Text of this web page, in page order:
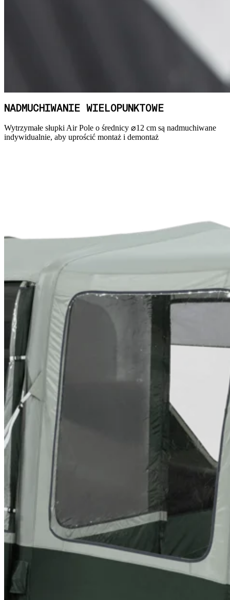
NADMUCHIWANIE WIELOPUNKTOWE
Wytrzymałe słupki Air Pole o średnicy ⌀12 cm są nadmuchiwane
indywidualnie, aby uprościć montaż i demontaż